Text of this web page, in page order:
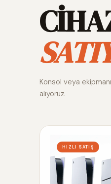
Konsol veya
alıyoruz.
HIZLI SATIŞ